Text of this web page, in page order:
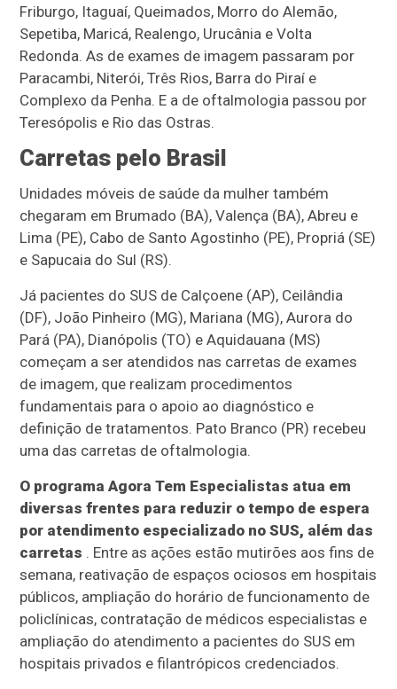
Friburgo, Itaguaí, Queimados, Morro do Alemão,
Sepetiba, Maricá, Realengo, Urucânia e Volta
Redonda. As de exames de imagem passaram por
Paracambi, Niterói, Três Rios, Barra do Piraí e
Complexo da Penha. E a de oftalmologia passou por
Teresópolis e Rio das Ostras.
Carretas pelo Brasil
Unidades móveis de saúde da mulher também
chegaram em Brumado (BA), Valença (BA), Abreu e
Lima (PE), Cabo de Santo Agostinho (PE), Propriá (SE)
e Sapucaia do Sul (RS).
Já pacientes do SUS de Calçoene (AP), Ceilândia
(DF), João Pinheiro (MG), Mariana (MG), Aurora do
Pará (PA), Dianópolis (TO) e Aquidauana (MS)
começam a ser atendidos nas carretas de exames
de imagem, que realizam procedimentos
fundamentais para o apoio ao diagnóstico e
definição de tratamentos. Pato Branco (PR) recebeu
uma das carretas de oftalmologia.
O programa Agora Tem Especialistas atua em
diversas frentes para reduzir o tempo de espera
por atendimento especializado no SUS, além das
carretas . Entre as ações estão mutirões aos fins de
semana, reativação de espaços ociosos em hospitais
públicos, ampliação do horário de funcionamento de
policlínicas, contratação de médicos especialistas e
ampliação do atendimento a pacientes do SUS em
hospitais privados e filantrópicos credenciados.